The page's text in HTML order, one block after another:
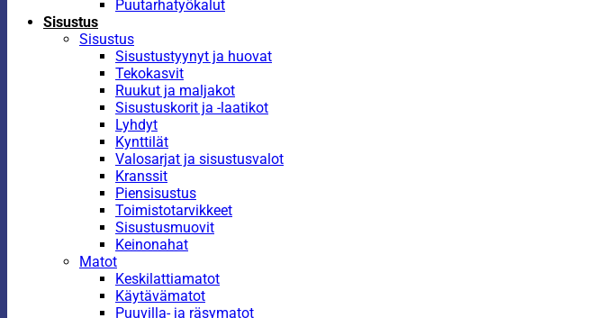
Puutarhatyökalut
Sisustus
Sisustus
Sisustustyynyt ja huovat
Tekokasvit
Ruukut ja maljakot
Sisustuskorit ja -laatikot
Lyhdyt
Kynttilät
Valosarjat ja sisustusvalot
Kranssit
Piensisustus
Toimistotarvikkeet
Sisustusmuovit
Keinonahat
Matot
Keskilattiamatot
Käytävämatot
Puuvilla- ja räsymatot